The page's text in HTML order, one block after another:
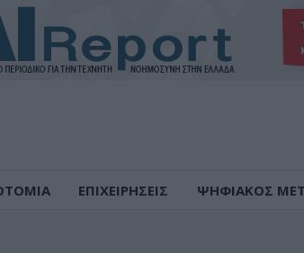
ΕΠΙΧΕΙΡΗΣΕΙΣ ΨΗΦΙΑΚΟΣ